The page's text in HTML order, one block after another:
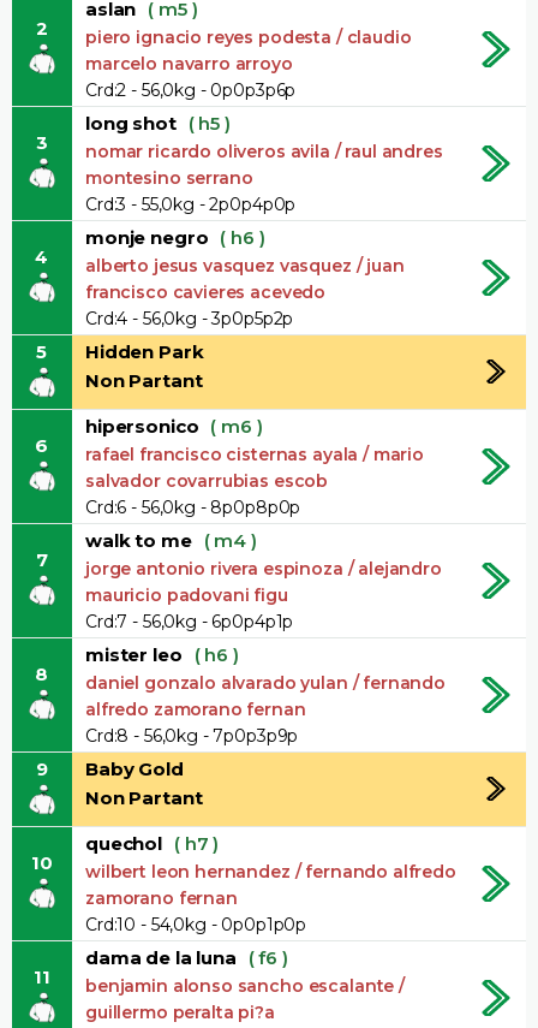
2
aslan ( m5 )
piero ignacio reyes podesta / claudio
marcelo navarro arroyo
Crd:2 - 56,0kg - 0p0p3p6p
3
long shot ( h5 )
nomar ricardo oliveros avila / raul andres
montesino serrano
Crd:3 - 55,0kg - 2p0p4p0p
4
monje negro ( h6 )
alberto jesus vasquez vasquez / juan
francisco cavieres acevedo
Crd:4 - 56,0kg - 3p0p5p2p
5
Hidden Park
Non Partant
6
hipersonico ( m6 )
rafael francisco cisternas ayala / mario
salvador covarrubias escob
Crd:6 - 56,0kg - 8p0p8p0p
7
walk to me ( m4 )
jorge antonio rivera espinoza / alejandro
mauricio padovani figu
Crd:7 - 56,0kg - 6p0p4p1p
8
mister leo ( h6 )
daniel gonzalo alvarado yulan / fernando
alfredo zamorano fernan
Crd:8 - 56,0kg - 7p0p3p9p
9
Baby Gold
Non Partant
10
quechol ( h7 )
wilbert leon hernandez / fernando alfredo
zamorano fernan
Crd:10 - 54,0kg - 0p0p1p0p
11
dama de la luna ( f6 )
benjamin alonso sancho escalante /
guillermo peralta pi?a